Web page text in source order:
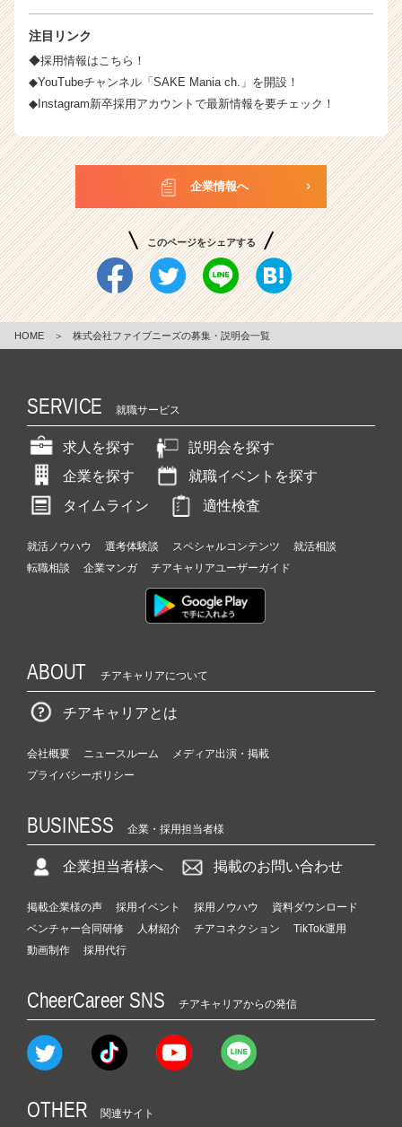
注目リンク
◆採用情報はこちら！
◆YouTubeチャンネル「SAKE Mania ch.」を開設！
◆Instagram新卒採用アカウントで最新情報を要チェック！
企業情報へ
このページをシェアする
HOME ＞ 株式会社ファイブニーズの募集・説明会一覧
SERVICE 就職サービス
求人を探す
説明会を探す
企業を探す
就職イベントを探す
タイムライン
適性検査
就活ノウハウ 選考体験談 スペシャルコンテンツ
就活相談
転職相談
企業マンガ チアキャリアユーザーガイド
ABOUT チアキャリアについて
チアキャリアとは
会社概要 ニュースルーム
メディア出演・掲載
プライバシーポリシー
BUSINESS 企業・採用担当者様
企業担当者様へ 掲載のお問い合わせ
掲載企業様の声 採用イベント 採用ノウハウ
資料ダウンロード
ベンチャー合同研修
人材紹介 チアコネクション
TikTok運用
動画制作
採用代行
CheerCareer SNS チアキャリアからの発信
OTHER 関連サイト